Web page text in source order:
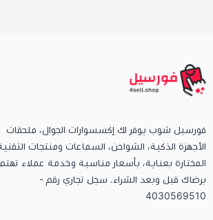
فورسيل شوب يوفر لك إكسسوارات الجوال، ملحقات
الأجهزة الذكية، الشواحن، السماعات ومنتجات التقنية
المختارة بعناية، بأسعار مناسبة وخدمة عملاء تهتم
برضاك قبل وبعد الشراء. سجل تجاري رقم -
4030569510